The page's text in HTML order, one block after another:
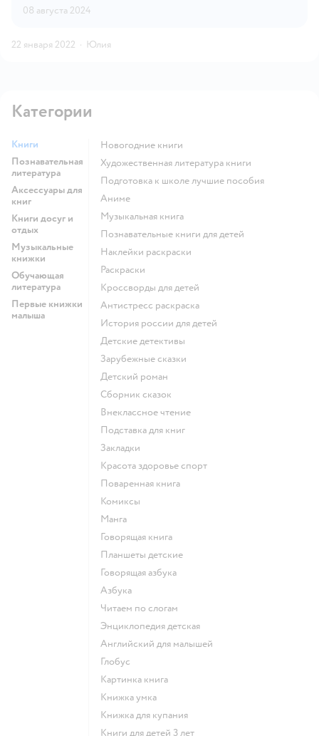
08 августа 2024
22 января 2022 · Юлия
Категории
Книги
Познавательная
литература
Аксессуары для
книг
Книги досуг и
отдых
Музыкальные
книжки
Обучающая
литература
Первые книжки
малыша
новогодние книги
художественная литература книги
подготовка к школе лучшие пособия
Аниме
музыкальная книга
познавательные книги для детей
наклейки раскраски
раскраски
кроссворды для детей
антистресс раскраска
история россии для детей
детские детективы
зарубежные сказки
детский роман
сборник сказок
внеклассное чтение
подставка для книг
закладки
красота здоровье спорт
поваренная книга
комиксы
манга
говорящая книга
Планшеты детские
говорящая азбука
азбука
читаем по слогам
энциклопедия детская
английский для малышей
глобус
картинка книга
книжка умка
книжка для купания
книги для детей 3 лет